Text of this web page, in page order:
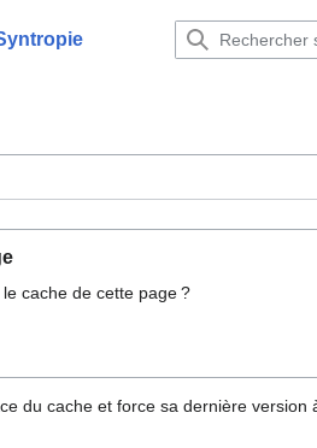
cache de cette page ?
du cache et force sa dernière version